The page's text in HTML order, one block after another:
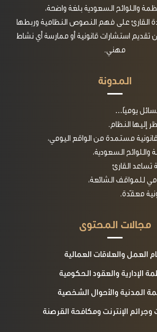
واللوائح السعودية بلغة واضحة،
القارئ على فهم النصوص النظامية وربطها
تقديم استشارات قانونية أو ممارسة أي نشاط
مهني.
المدونة
يوميًا…
إليها النظام.
مستمدة من الواقع اليومي،
واللوائح السعودية،
القارئ
للمواقف الشائعة،
معقّدة.
مجالات المحتوى
العمل والعلاقات العمالية
الإدارية والعقود الحكومية
المدنية والأحوال الشخصية
وجرائم الإنترنت ومكافحة القرصنة